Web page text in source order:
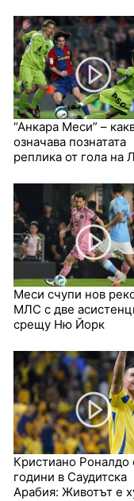
“Анкара Меси” –
означава познатата
реплика от гола на
Меси счупи нов
МЛС с две
срещу Ню Йорк
Кристиано Роналдо
години в Саудитска
Арабия: Животът е